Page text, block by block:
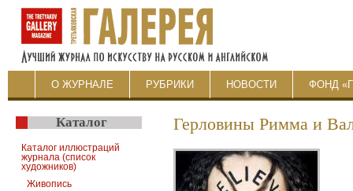
О ЖУРНАЛЕ РУБРИКИ НОВОСТИ ФОНД
Каталог
Каталог иллюстраций
журнала (список
художников)
Живопись
Герловины Римма и